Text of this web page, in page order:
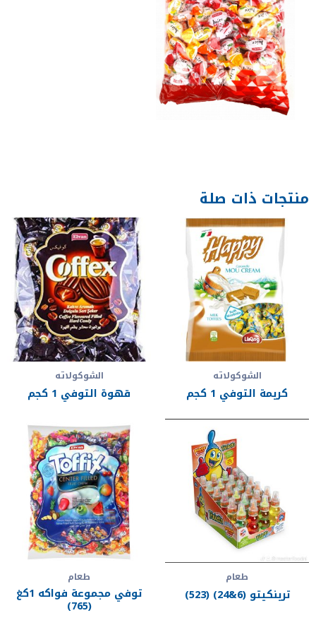
منتجات ذات صلة
الشوكولاته
كريمة التوفي 1 كجم
الشوكولاته
قهوة التوفي 1 كجم
طعام
ترينكيتو (6&24) (523)
طعام
توفي مجموعة فواكه 1كغ
(765)